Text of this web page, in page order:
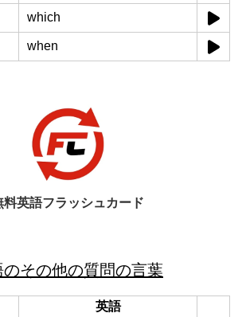
which
when
料英語フラッシュカード
のその他の質問の言葉
英語